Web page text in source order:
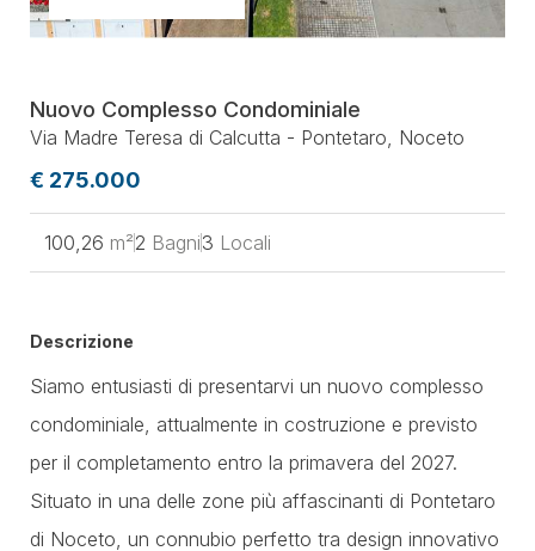
Nuovo Complesso Condominiale
Via Madre Teresa di Calcutta - Pontetaro, Noceto
€ 275.000
100,26 m²2 Bagni3 Locali
Descrizione
Siamo entusiasti di presentarvi un nuovo complesso
condominiale, attualmente in costruzione e previsto
per il completamento entro la primavera del 2027.
Situato in una delle zone più affascinanti di Pontetaro
di Noceto, un connubio perfetto tra design innovativo